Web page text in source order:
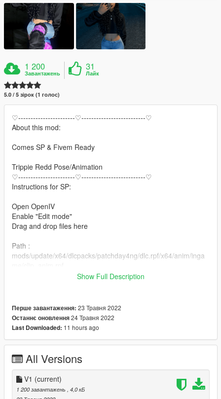
1 200
Завантажень
31
Лайк
5.0 / 5 зірок (1 голос)
♡-----------------------♡--------------------------♡
About this mod:
Comes SP & Fivem Ready
Trippie Redd Pose/Animation
♡-----------------------♡--------------------------♡
Instructions for SP:
Open OpenIV
Enable "Edit mode"
Drag and drop files here
Path :
mods/update/x64/dlcpacks/patchday4ng/dlc.rpf/x64/anim/inga
FIVEM : Drop Into Server Resources Folder [keybind Is In read
me]
♡-----------------------♡--------------------------♡
♡Join Our Discord For More Mods Like This♡
https://discord.gg/bqyzNnufrd
♡-----------------------♡--------------------------♡
Show Full Description
Перше завантаження: 23 Травня 2022
Останнє оновлення24 Травня 2022
Last Downloaded: 11 hours ago
All Versions
V1 (current)
1 200 завантажень
, 4,0 кБ